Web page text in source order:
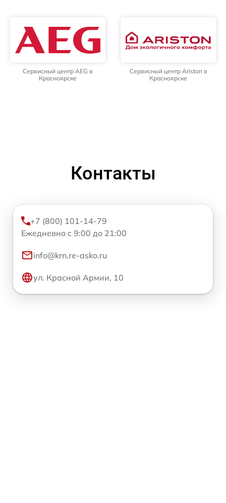
Сервисный центр AEG в
Красноярске
Сервисный центр Ariston в
Красноярске
Контакты
+7 (800) 101-14-79
Ежедневно с 9:00 до 21:00
info@krn.re-asko.ru
ул. Красной Армии, 10